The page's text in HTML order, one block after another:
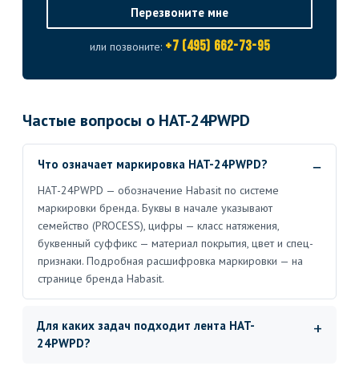
Перезвоните мне
или позвоните: +7 (495) 662-73-95
Частые вопросы о HAT-24PWPD
Что означает маркировка HAT-24PWPD?
HAT-24PWPD — обозначение Habasit по системе
маркировки бренда. Буквы в начале указывают
семейство (PROCESS), цифры — класс натяжения,
буквенный суффикс — материал покрытия, цвет и спец-
признаки. Подробная расшифровка маркировки — на
странице бренда Habasit.
Для каких задач подходит лента HAT-
24PWPD?